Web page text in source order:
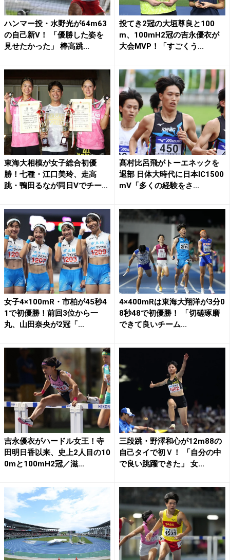
ハンマー投・水野光が64m63
の自己新V！ 「優勝した姿を
見せたかった」 棒高跳...
投てき2冠の大垣尊良と100
m、100mH2冠の吉永優衣が
大会MVP！「すごくう...
東海大相模が女子総合初優
勝！七種・江口美玲、走高
跳・鴨田るなが同日Vでチーム
髙村比呂飛がトーエネックを
退部 日体大時代に日本IC1500
mV「多くの経験をさ...
女子4×100mR・市柏が45秒4
1で初優勝！前回3位から一
丸、山田奈央が2冠「...
4×400mRは東海大翔洋が3分0
8秒48で初優勝！ 「切磋琢磨
できて良いチーム...
吉永優衣がハードル女王！寺
田明日香以来、史上2人目の10
0mと100mH2冠／滋...
三段跳・野澤和心が12m88の
自己タイで初Ｖ！ 「自分の中
で良い跳躍できた」 女...